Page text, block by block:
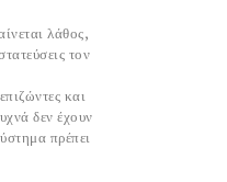
λάθος,
τον
και
δεν έχουν
πρέπει